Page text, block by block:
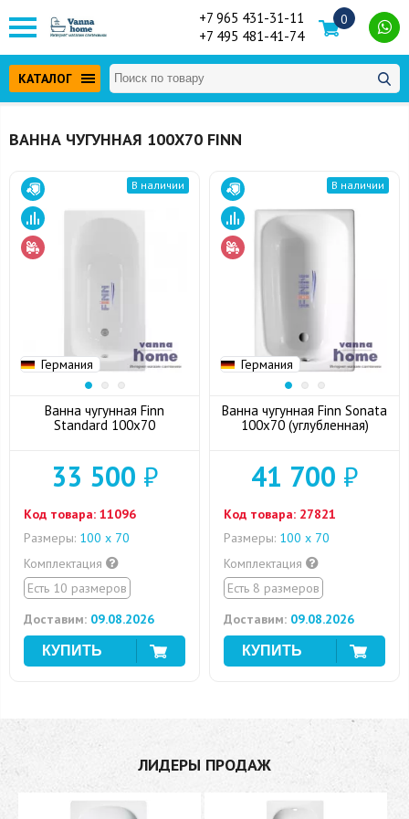
+7 965 431-31-11
+7 495 481-41-74
0
КАТАЛОГ
ВАННА ЧУГУННАЯ 100Х70 FINN
Германия
В наличии
Ванна чугунная Finn
Standard 100x70
33 500 ₽
Код товара: 11096
Размеры: 100 х 70
Комплектация
Есть 10 размеров
Доставим: 09.08.2026
Германия
В наличии
Ванна чугунная Finn Sonata
100x70 (углубленная)
41 700 ₽
Код товара: 27821
Размеры: 100 х 70
Комплектация
Есть 8 размеров
Доставим: 09.08.2026
ЛИДЕРЫ ПРОДАЖ